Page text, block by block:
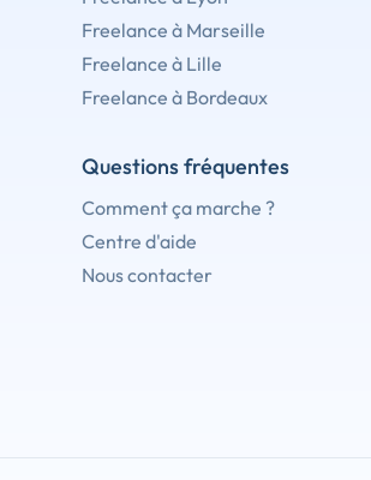
Freelance à Marseille
Freelance à Lille
Freelance à Bordeaux
Questions fréquentes
Comment ça marche ?
Centre d'aide
Nous contacter